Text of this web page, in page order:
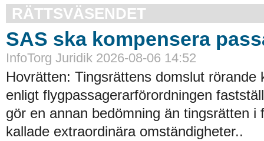
RÄTTSVÄSENDET
SAS ska kompensera
InfoTorg Juridik 2026-08-06 14:52
Hovrätten: Tingsrättens domslut rörande
enligt flygpassagerarförordningen
gör en annan bedömning än tingsrätten i
kallade extraordinära omständigheter..